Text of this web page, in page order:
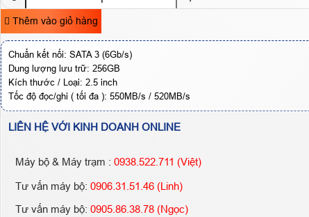
Thêm vào giỏ hàng
Chuẩn kết nối: SATA 3 (6Gb/s)
Dung lượng lưu trữ: 256GB
Kích thước / Loại: 2.5 inch
Tốc độ đọc/ghi ( tối đa ): 550MB/s / 520MB/s
LIÊN HỆ VỚI KINH DOANH ONLINE
Máy bộ & Máy trạm : 0938.522.711 (Việt)
Tư vấn máy bộ: 0906.31.51.46 (Linh)
Tư vấn máy bộ: 0905.86.38.78 (Ngọc)